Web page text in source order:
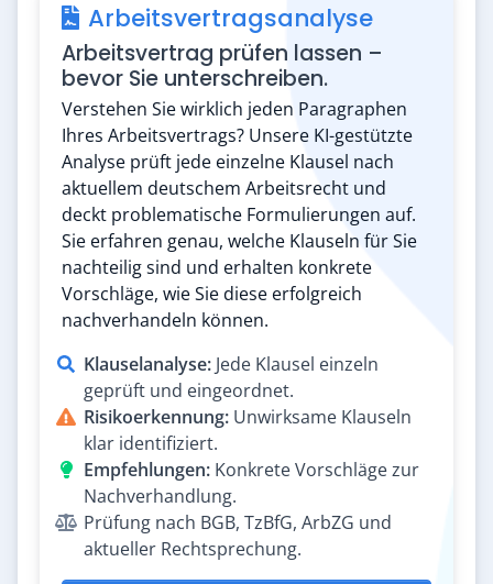
Arbeitsvertragsanalyse
Arbeitsvertrag prüfen lassen –
bevor Sie unterschreiben.
Verstehen Sie wirklich jeden Paragraphen
Ihres Arbeitsvertrags? Unsere KI-gestützte
Analyse prüft jede einzelne Klausel nach
aktuellem deutschem Arbeitsrecht und
deckt problematische Formulierungen auf.
Sie erfahren genau, welche Klauseln für Sie
nachteilig sind und erhalten konkrete
Vorschläge, wie Sie diese erfolgreich
nachverhandeln können.
Klauselanalyse: Jede Klausel einzeln
geprüft und eingeordnet.
Risikoerkennung: Unwirksame Klauseln
klar identifiziert.
Empfehlungen: Konkrete Vorschläge zur
Nachverhandlung.
Prüfung nach BGB, TzBfG, ArbZG und
aktueller Rechtsprechung.